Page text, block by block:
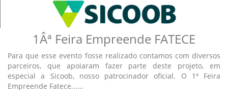
1Âª Feira Empreende FATECE
Para que esse evento fosse realizado contamos com diversos
parceiros, que apoiaram fazer parte deste projeto, em
especial a Sicoob, nosso patrocinador oficial. O 1ª Feira
Empreende Fatece......